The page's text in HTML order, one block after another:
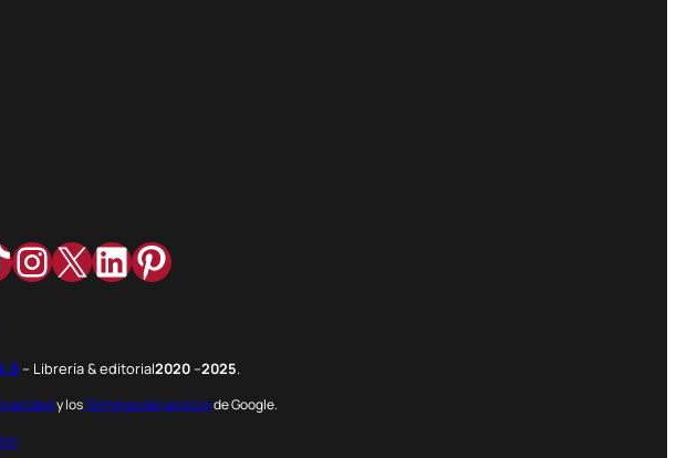
Instagram
X LinkedIn
Pinterest
– Librería & editorial2020–2025.
y losTérminos del serviciode Google.